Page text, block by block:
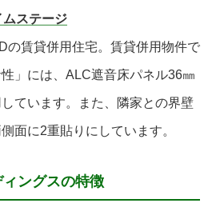
ステージ
の賃貸併用住宅。賃貸併用物件で
」には、ALC遮音床パネル36㎜
ています。また、隣家との界壁
面に2重貼りにしています。
ングスの特徴